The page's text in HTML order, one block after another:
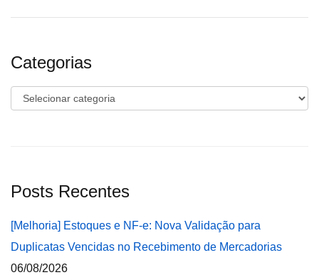
Categorias
Categorias
Posts Recentes
[Melhoria] Estoques e NF-e: Nova Validação para
Duplicatas Vencidas no Recebimento de Mercadorias
06/08/2026